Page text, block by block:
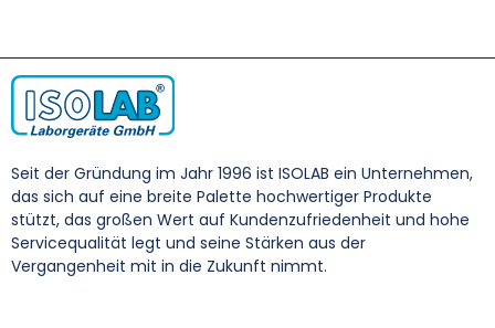
Seit der Gründung im Jahr 1996 ist ISOLAB ein Unternehmen,
das sich auf eine breite Palette hochwertiger Produkte
stützt, das großen Wert auf Kundenzufriedenheit und hohe
Servicequalität legt und seine Stärken aus der
Vergangenheit mit in die Zukunft nimmt.